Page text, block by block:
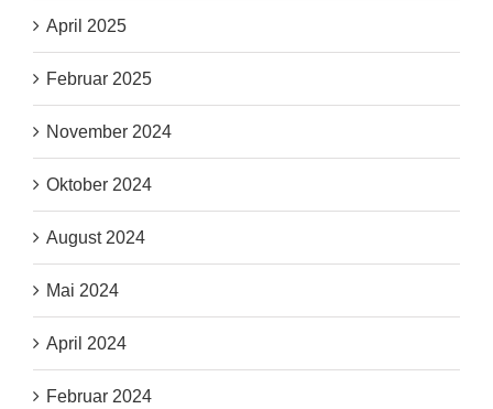
April 2025
Februar 2025
November 2024
Oktober 2024
August 2024
Mai 2024
April 2024
Februar 2024